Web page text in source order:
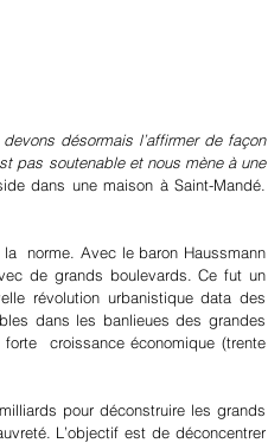
devons désormais l’affirmer de façon
pas soutenable et nous mène à une
dans une maison à Saint-Mandé.
norme. Avec le baron Haussmann
de grands boulevards. Ce fut un
révolution urbanistique data des
dans les banlieues des grandes
croissance économique (trente
pour déconstruire les grands
L’objectif est de déconcentrer